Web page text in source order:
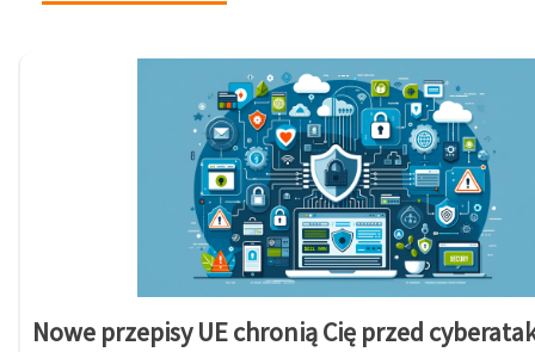
Nowe przepisy UE chronią Cię przed